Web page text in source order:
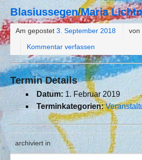
Blasiussegen/Maria
Am gepostet 3. September 2018 von
Kommentar verfassen
Termin Details
Datum: 1. Februar 2019
Terminkategorien:
archiviert in